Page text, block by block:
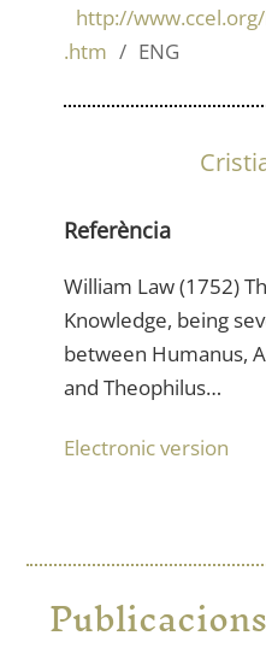
http://
.htm
ENG
Referència
William Law (1752)
Knowledge, being
between Humanus,
and Theophilus…
Electronic version